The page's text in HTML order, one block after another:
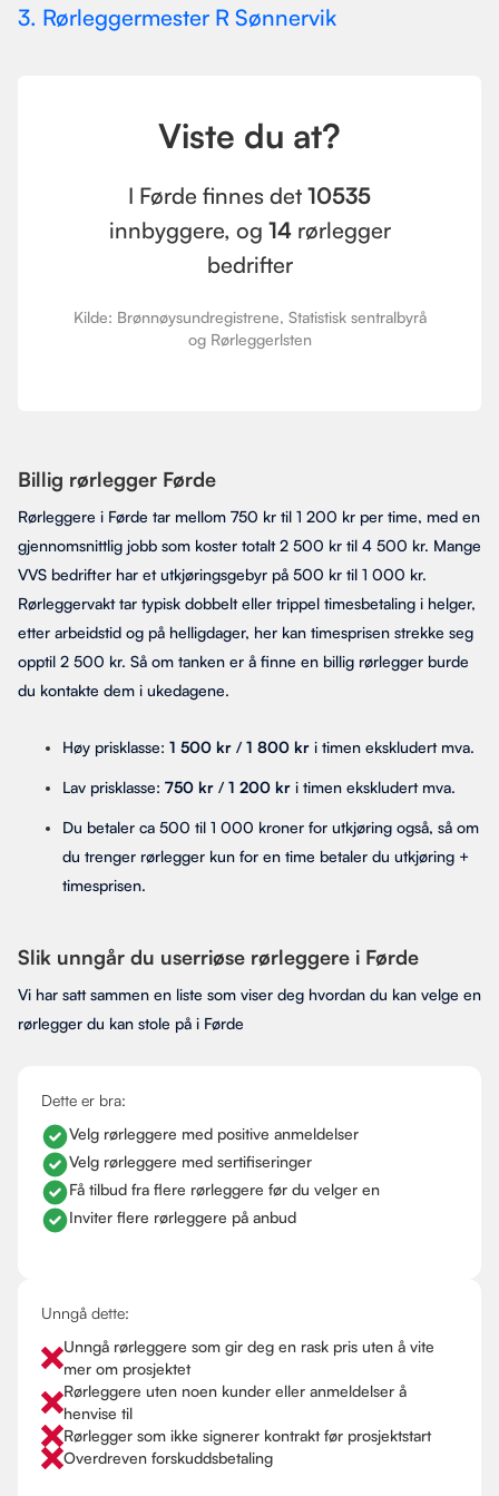
3. Rørleggermester R Sønnervik
Viste du at?
I Førde finnes det 10535
innbyggere, og 14rørlegger
bedrifter
Kilde: Brønnøysundregistrene, Statistisk sentralbyrå
og Rørleggerlsten
Billig rørlegger Førde
Rørleggere i Førde tar mellom 750 kr til 1 200 kr per time, med en
gjennomsnittlig jobb som koster totalt 2 500 kr til 4 500 kr. Mange
VVS bedrifter har et utkjøringsgebyr på 500 kr til 1 000 kr.
Rørleggervakt tar typisk dobbelt eller trippel timesbetaling i helger,
etter arbeidstid og på helligdager, her kan timesprisen strekke seg
opptil 2 500 kr. Så om tanken er å finne en billig rørlegger burde
du kontakte dem i ukedagene.
Høy prisklasse: 1 500 kr / 1 800 kr i timen ekskludert mva.
Lav prisklasse: 750 kr / 1 200 kr i timen ekskludert mva.
Du betaler ca 500 til 1 000 kroner for utkjøring også, så om
du trenger rørlegger kun for en time betaler du utkjøring +
timesprisen.
Slik unngår du userriøse rørleggere i Førde
Vi har satt sammen en liste som viser deg hvordan du kan velge en
rørlegger du kan stole på i Førde
Dette er bra:
Velg rørleggere med positive anmeldelser
Velg rørleggere med sertifiseringer
Få tilbud fra flere rørleggere før du velger en
Inviter flere rørleggere på anbud
Unngå dette:
Unngå rørleggere som gir deg en rask pris uten å vite
mer om prosjektet
Rørleggere uten noen kunder eller anmeldelser å
henvise til
Rørlegger som ikke signerer kontrakt før prosjektstart
Overdreven forskuddsbetaling